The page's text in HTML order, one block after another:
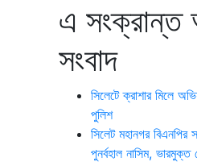
এ
সংবাদ
সিলেটে ক্রাশার মিলে
পুলিশ
সিলেট মহানগর বিএনপির
পুনর্বহাল নাসিম, ভারমুক্ত